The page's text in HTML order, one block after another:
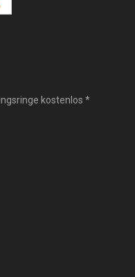
kostenlos *